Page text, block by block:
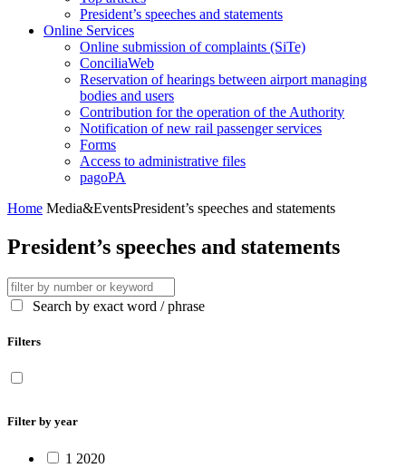
President’s speeches and statements
Online Services
Online submission of complaints (SiTe)
ConciliaWeb
Reservation of hearings between airport managing
bodies and users
Contribution for the operation of the Authority
Notification of new rail passenger services
Forms
Access to administrative files
pagoPA
Home Media&EventsPresident’s speeches and statements
President’s speeches and statements
Search by exact word / phrase
Filters
Filter by year
1 2020